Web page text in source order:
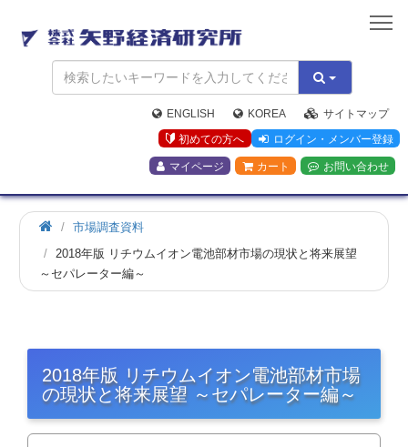
矢
野
経
済
研
究
所
ENGLISH KOREA
サイトマップ
初めての方へ
ログイン・メンバー登録
マイページ カート お問い合わせ
市場調査資料
2018年版 リチウムイオン電池部材市場の現状と将来展望
～セパレーター編～
2018年版 リチウムイオン電池部材市場
の現状と将来展望 ～セパレーター編～